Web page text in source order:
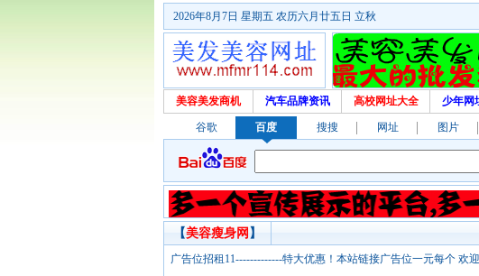
2026年8月7日 星期五 农历六月廿五日 立秋
美容美发商机 汽车品牌资讯 高校网址大全 少年网
谷歌 百度 搜搜 网址 图片
【美容瘦身网 】
广告位招租11-------------特大优惠！本站链接广告位一元每个 欢